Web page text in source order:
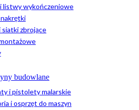
listwy wykończeniowe
siatki zbrojące
budowlane
i pistolety malarskie
i osprzęt do maszyn